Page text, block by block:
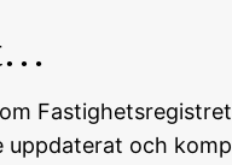
och